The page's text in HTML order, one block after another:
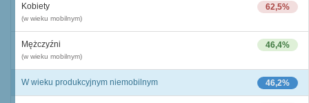
62,5%
Kobiety
(w wieku mobilnym)
46,4%
Mężczyźni
(w wieku mobilnym)
46,2%
W wieku produkcyjnym niemobilnym